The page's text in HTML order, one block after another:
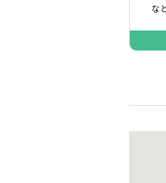
な